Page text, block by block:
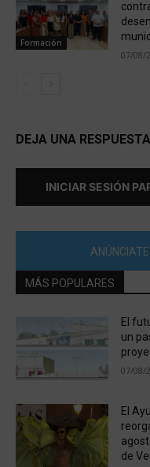
Formación
07/08/
DEJA UNA RESPUESTA
INICIAR SESIÓN
MÁS POPULARES
El
un
07/08/
El
de